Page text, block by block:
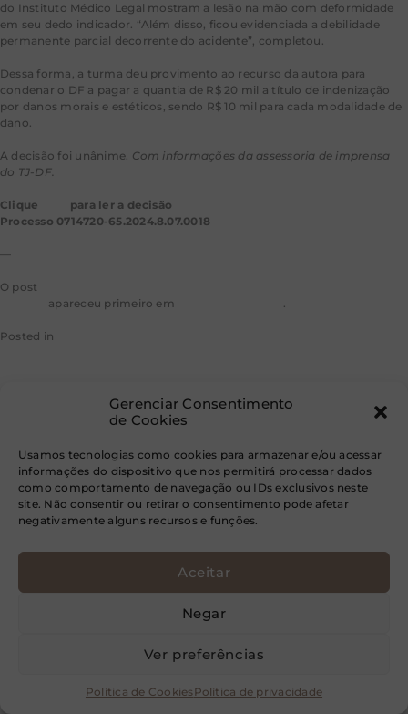
Gerenciar Consentimento
de Cookies
Usamos tecnologias como cookies para armazenar e/ou acessar
informações do dispositivo que nos permitirá processar dados
como comportamento de navegação ou IDs exclusivos neste
site. Não consentir ou retirar o consentimento pode afetar
negativamente alguns recursos e funções.
Aceitar
Negar
Ver preferências
Política de CookiesPolítica de privacidade
do Instituto Médico Legal mostram a lesão na mão com deformidade
em seu dedo indicador. “Além disso, ficou evidenciada a debilidade
permanente parcial decorrente do acidente”, completou.
Dessa forma, a turma deu provimento ao recurso da autora para
condenar o DF a pagar a quantia de R$ 20 mil a título de indenização
por danos morais e estéticos, sendo R$ 10 mil para cada modalidade de
dano.
A decisão foi unânime. Com informações da assessoria de imprensa
do TJ-DF.
Clique
para ler a decisão
Processo 0714720-65.2024.8.07.0018
—
O post
apareceu primeiro em .
Posted in
Balanço no
direito penal
registra mais de
239 mil decisões
e queda do